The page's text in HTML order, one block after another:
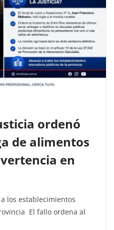
ordenó
de alimentos
en
los establecimientos
El fallo ordena al